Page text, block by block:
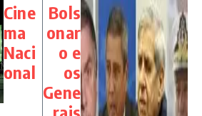
Cine
ma
Naci
onal
Bols
onar
o e
os
Gene
rais